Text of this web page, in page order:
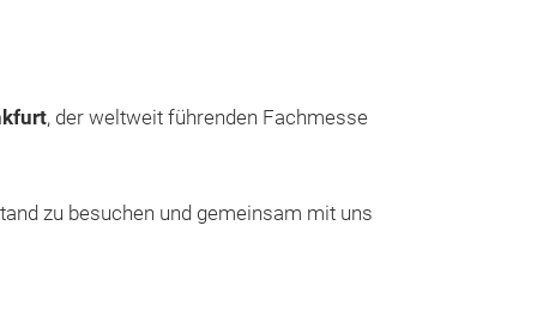
, der weltweit führenden Fachmesse
zu besuchen und gemeinsam mit uns